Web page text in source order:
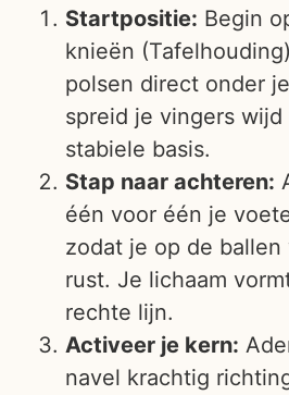
Startpositie: Begin
knieën
polsen direct onder
spreid je vingers wijd
stabiele basis.
Stap naar achteren:
één voor één je
zodat je op de
rust. Je lichaam
rechte lijn.
Activeer je kern:
navel krachtig